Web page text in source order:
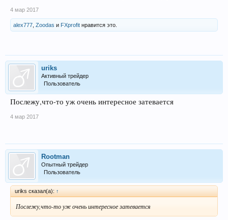
4 мар 2017
alex777 Zoodas и FXprofit нравится это.
uriks
Активный трейдер
Пользователь
Послежу,что-то уж очень интересное затевается
4 мар 2017
Rootman
Опытный трейдер
Пользователь
uriks сказал(а): ↑
Послежу,что-то уж очень интересное затевается